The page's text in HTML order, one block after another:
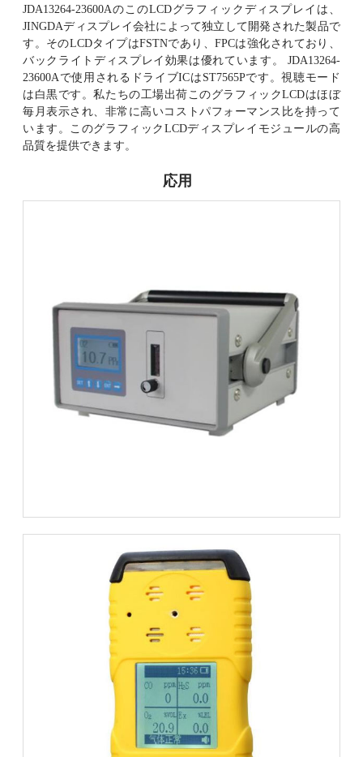
JDA13264-23600AのこのLCDグラフィックディスプレイは、
JINGDAディスプレイ会社によって独立して開発された製品で
す。そのLCDタイプはFSTNであり、FPCは強化されており、
バックライトディスプレイ効果は優れています。 JDA13264-
23600Aで使用されるドライブICはST7565Pです。視聴モード
は白黒です。私たちの工場出荷このグラフィックLCDはほぼ
毎月表示され、非常に高いコストパフォーマンス比を持って
います。このグラフィックLCDディスプレイモジュールの高
品質を提供できます。
応用